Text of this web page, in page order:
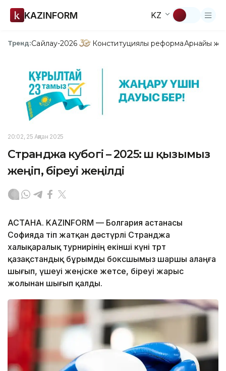
KAZINFORM KZ
Тренд:Сайлау-2026 Конституциялық реформаАрнайы
20:02, 25 Ақпан 2025
Странджа кубогі – 2025: Үш қызымыз
жеңіп, біреуі жеңілді
АСТАНА. KAZINFORM — Болгария астанасы
Софияда өтіп жатқан дәстүрлі Странджа
халықаралық турнирінің екінші күні төрт
қазақстандық бұрымды боксшымыз шаршы алаңға
шығып, үшеуі жеңіске жетсе, біреуі жарыс
жолынан шығып қалды.